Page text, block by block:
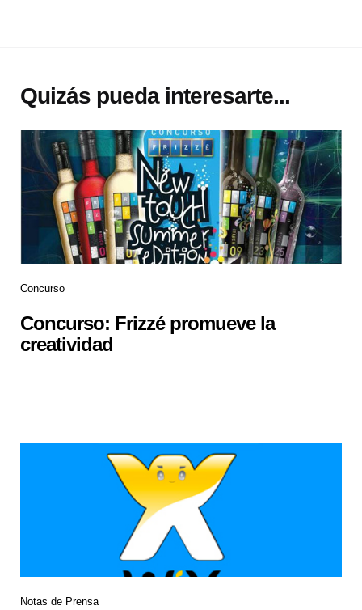
Quizás pueda interesarte...
Concurso
Concurso: Frizzé promueve la
creatividad
Notas de Prensa